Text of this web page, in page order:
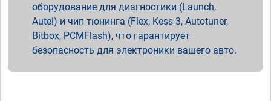
оборудование для диагностики (Launch,
Autel) и чип тюнинга (Flex, Kess 3, Autotuner,
Bitbox, PCMFlash), что гарантирует
безопасность для электроники вашего авто.